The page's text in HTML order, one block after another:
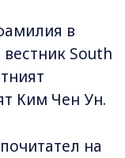
в
South
Ким Чен Ун.
на